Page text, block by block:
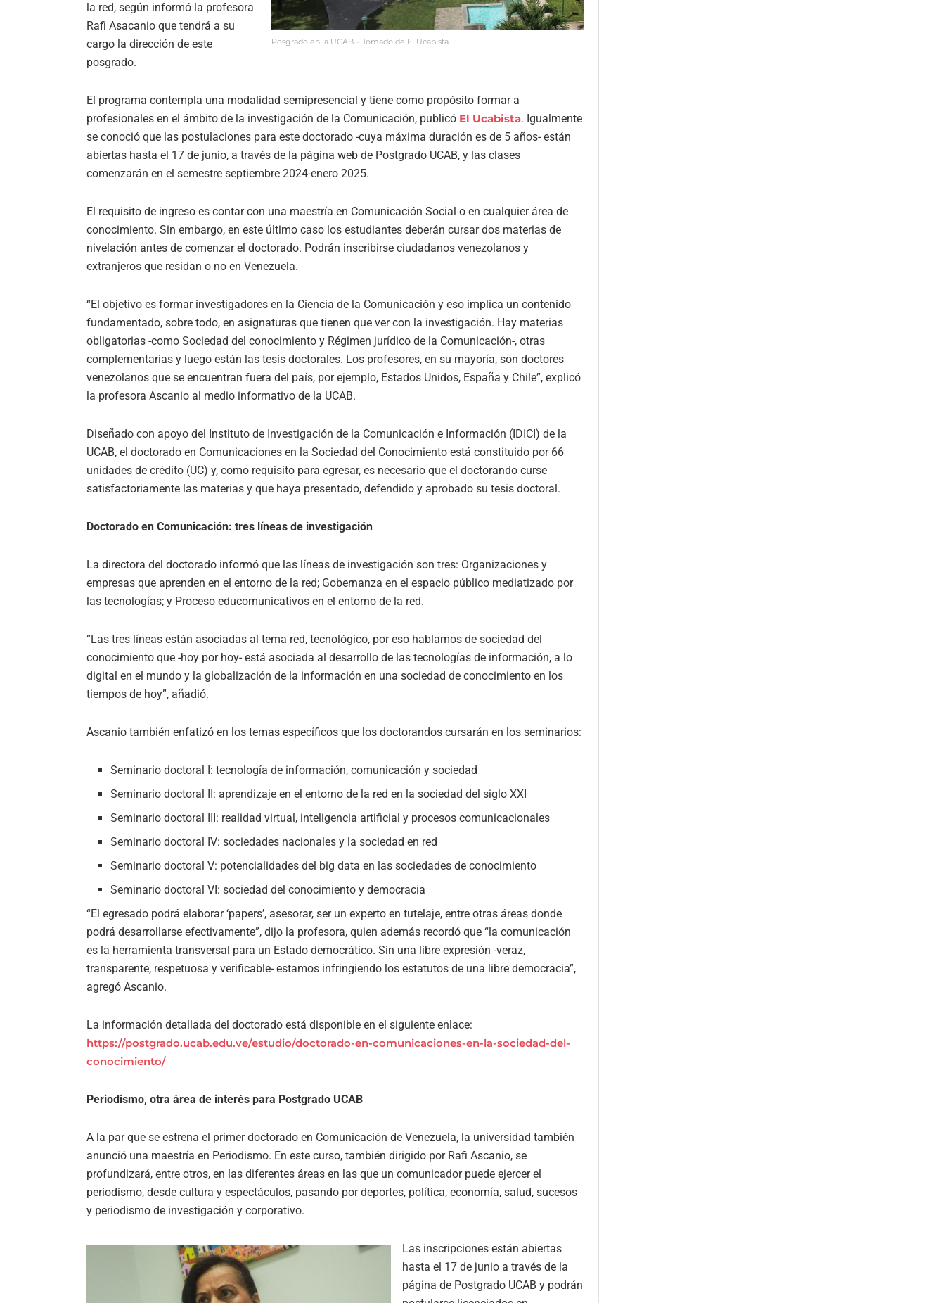
Posgrado en la UCAB – Tomado de El Ucabista
la red, según informó la profesora
Rafi Asacanio que tendrá a su
cargo la dirección de este
posgrado.
El programa contempla una modalidad semipresencial y tiene como propósito formar a
profesionales en el ámbito de la investigación de la Comunicación, publicó El Ucabista. Igualmente
se conoció que las postulaciones para este doctorado -cuya máxima duración es de 5 años- están
abiertas hasta el 17 de junio, a través de la página web de Postgrado UCAB, y las clases
comenzarán en el semestre septiembre 2024-enero 2025.
El requisito de ingreso es contar con una maestría en Comunicación Social o en cualquier área de
conocimiento. Sin embargo, en este último caso los estudiantes deberán cursar dos materias de
nivelación antes de comenzar el doctorado. Podrán inscribirse ciudadanos venezolanos y
extranjeros que residan o no en Venezuela.
“El objetivo es formar investigadores en la Ciencia de la Comunicación y eso implica un contenido
fundamentado, sobre todo, en asignaturas que tienen que ver con la investigación. Hay materias
obligatorias -como Sociedad del conocimiento y Régimen jurídico de la Comunicación-, otras
complementarias y luego están las tesis doctorales. Los profesores, en su mayoría, son doctores
venezolanos que se encuentran fuera del país, por ejemplo, Estados Unidos, España y Chile”, explicó
la profesora Ascanio al medio informativo de la UCAB.
Diseñado con apoyo del Instituto de Investigación de la Comunicación e Información (IDICI) de la
UCAB, el doctorado en Comunicaciones en la Sociedad del Conocimiento está constituido por 66
unidades de crédito (UC) y, como requisito para egresar, es necesario que el doctorando curse
satisfactoriamente las materias y que haya presentado, defendido y aprobado su tesis doctoral.
Doctorado en Comunicación: tres líneas de investigación
La directora del doctorado informó que las líneas de investigación son tres: Organizaciones y
empresas que aprenden en el entorno de la red; Gobernanza en el espacio público mediatizado por
las tecnologías; y Proceso educomunicativos en el entorno de la red.
“Las tres líneas están asociadas al tema red, tecnológico, por eso hablamos de sociedad del
conocimiento que -hoy por hoy- está asociada al desarrollo de las tecnologías de información, a lo
digital en el mundo y la globalización de la información en una sociedad de conocimiento en los
tiempos de hoy”, añadió.
Ascanio también enfatizó en los temas específicos que los doctorandos cursarán en los seminarios:
Seminario doctoral I: tecnología de información, comunicación y sociedad
Seminario doctoral II: aprendizaje en el entorno de la red en la sociedad del siglo XXI
Seminario doctoral III: realidad virtual, inteligencia artificial y procesos comunicacionales
Seminario doctoral IV: sociedades nacionales y la sociedad en red
Seminario doctoral V: potencialidades del big data en las sociedades de conocimiento
Seminario doctoral VI: sociedad del conocimiento y democracia
“El egresado podrá elaborar ‘papers’, asesorar, ser un experto en tutelaje, entre otras áreas donde
podrá desarrollarse efectivamente”, dijo la profesora, quien además recordó que “la comunicación
es la herramienta transversal para un Estado democrático. Sin una libre expresión -veraz,
transparente, respetuosa y verificable- estamos infringiendo los estatutos de una libre democracia”,
agregó Ascanio.
La información detallada del doctorado está disponible en el siguiente enlace:
https://postgrado.ucab.edu.ve/estudio/doctorado-en-comunicaciones-en-la-sociedad-del-
conocimiento/
Periodismo, otra área de interés para Postgrado UCAB
A la par que se estrena el primer doctorado en Comunicación de Venezuela, la universidad también
anunció una maestría en Periodismo. En este curso, también dirigido por Rafi Ascanio, se
profundizará, entre otros, en las diferentes áreas en las que un comunicador puede ejercer el
periodismo, desde cultura y espectáculos, pasando por deportes, política, economía, salud, sucesos
y periodismo de investigación y corporativo.
Las inscripciones están abiertas
hasta el 17 de junio a través de la
página de Postgrado UCAB y podrán